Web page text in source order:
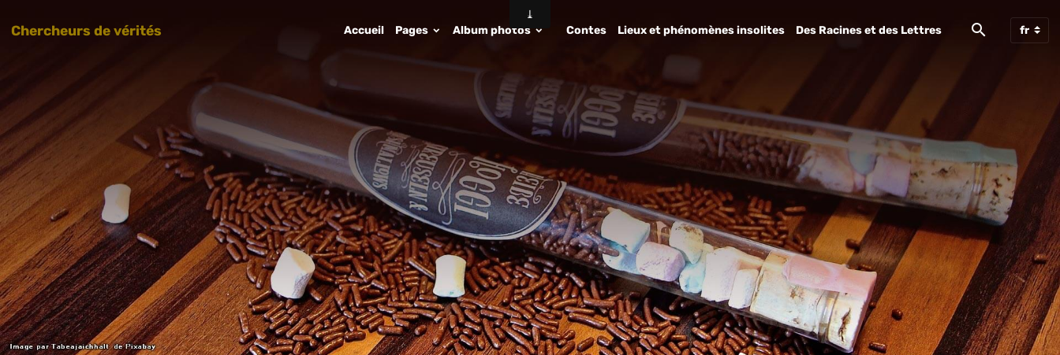
Chercheurs de vérités Accueil Pages Album photos Contes Lieux et phénomènes insolites Des Racines et des Lettres